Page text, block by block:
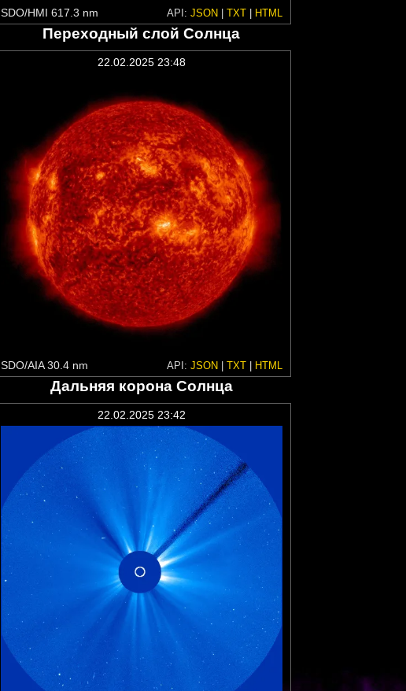
SDO/HMI 617.3 nm API: JSON TXT HTML
Переходный слой Солнца
22.02.2025 23:48
SDO/AIA 30.4 nm API: JSON TXT HTML
Дальняя корона Солнца
22.02.2025 23:42